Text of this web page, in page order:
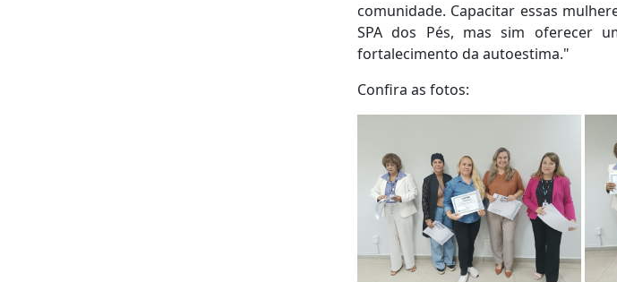
comunidade. Capacitar essas
SPA dos Pés, mas sim oferecer
fortalecimento da autoestima."
Confira as fotos: